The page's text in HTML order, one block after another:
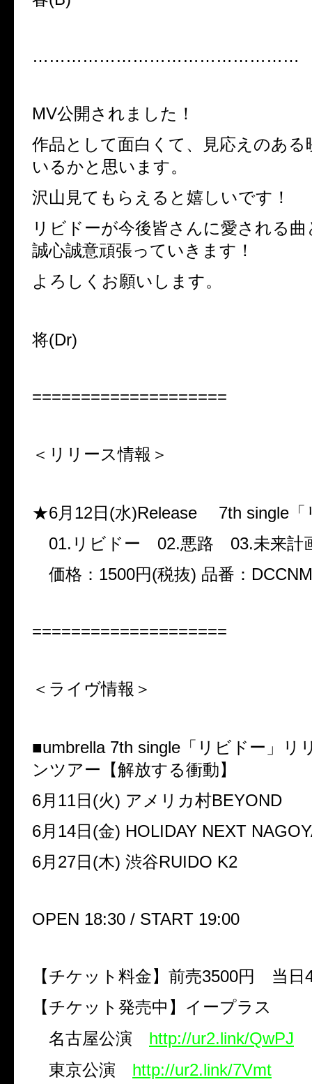
…………………………………………
MV公開されました！
作品として面白くて、見応えのある
いるかと思います。
沢山見てもらえると嬉しいです！
リビドーが今後皆さんに愛される
誠心誠意頑張っていきます！
よろしくお願いします。
将(Dr)
====================
＜リリース情報＞
★6月 12日 (水)Release 7th single
01. リビドー 02.悪路 03.未来計
価格： 1500円(税抜) 品番：
====================
＜ライヴ情報＞
■umbrella 7th single 「リビドー」リ
ンツアー【解放する衝動】
6月 11日 (火) アメリカ村BEYOND
6月 14日 (金) HOLIDAY NEXT
6月 27日 (木) 渋谷RUIDO K2
OPEN 18:30 / START 19:00
【チケット料金】前売3500円 当日
【チケット発売中】イープラス
名古屋公演 http://ur2.link/QwPJ
東京公演 http://ur2.link/7Vmt